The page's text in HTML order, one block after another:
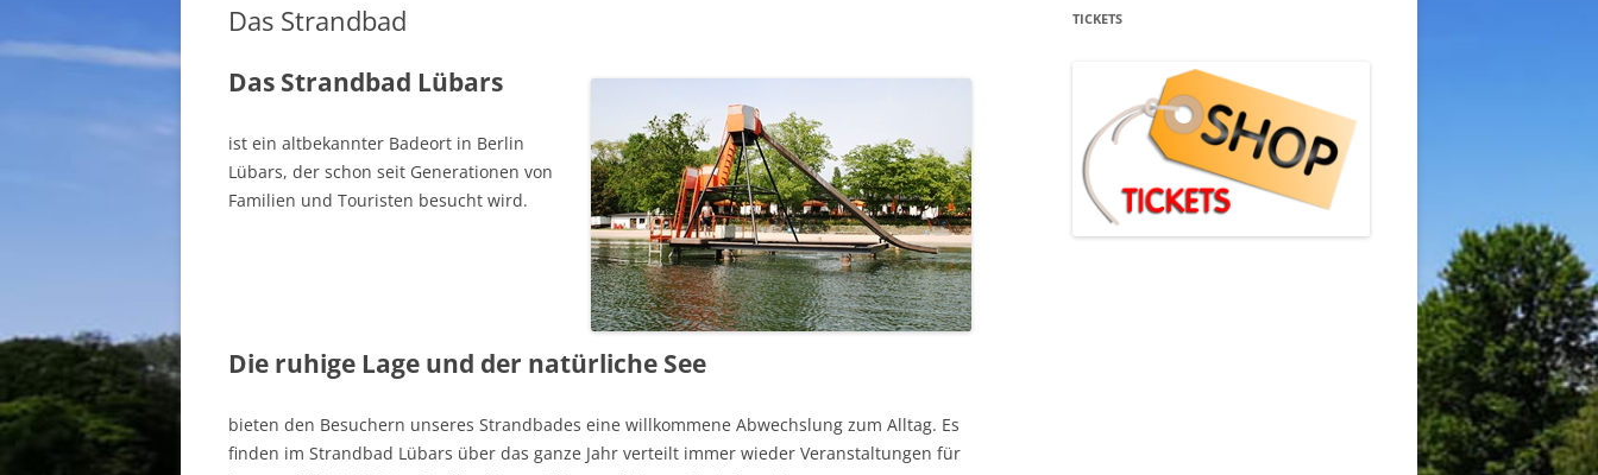
Das Strandbad
Das Strandbad Lübars
ist ein altbekannter Badeort in Berlin
Lübars, der schon seit Generationen von
Familien und Touristen besucht wird.
Die ruhige Lage und der natürliche See
bieten den Besuchern unseres Strandbades eine willkommene Abwechslung zum Alltag. Es
finden im Strandbad Lübars über das ganze Jahr verteilt immer wieder Veranstaltungen für
TICKETS